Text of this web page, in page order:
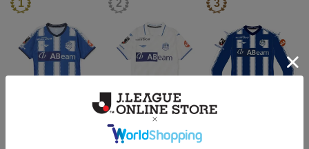
26/27オーセンティックユ
ニフォーム半袖（FP2n
d）
18,700円～23,760円